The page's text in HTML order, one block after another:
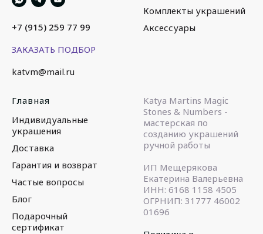
+7 (915) 259 77 99
ЗАКАЗАТЬ ПОДБОР
katvm@mail.ru
Комплекты украшений
Аксессуары
Главная
Индивидуальные
украшения
Доставка
Гарантия и возврат
Частые вопросы
Блог
Подарочный
сертификат
Katya Martins Magic
Stones & Numbers -
мастерская по
созданию украшений
ручной работы
ИП Мещерякова
Екатерина Валерьевна
ИНН: 6168 1158 4505
ОГРНИП: 31777 46002
01696